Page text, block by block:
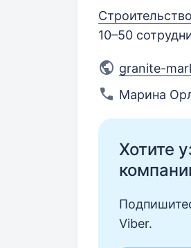
10–50
granite-
Марина
Хотите
Viber.